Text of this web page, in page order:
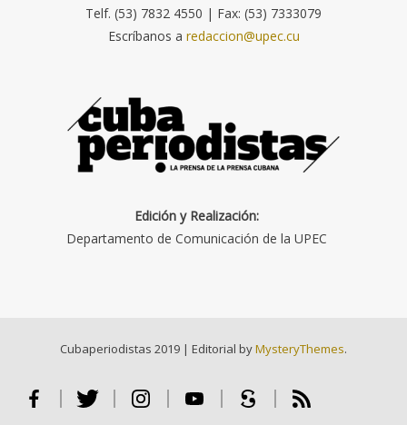
Telf. (53) 7832 4550 | Fax: (53) 7333079
Escríbanos a redaccion@upec.cu
Edición y Realización:
Departamento de Comunicación de la UPEC
Cubaperiodistas 2019 | Editorial byMysteryThemes.
Facebook Twitter Instagram Youtube Scribd RSS